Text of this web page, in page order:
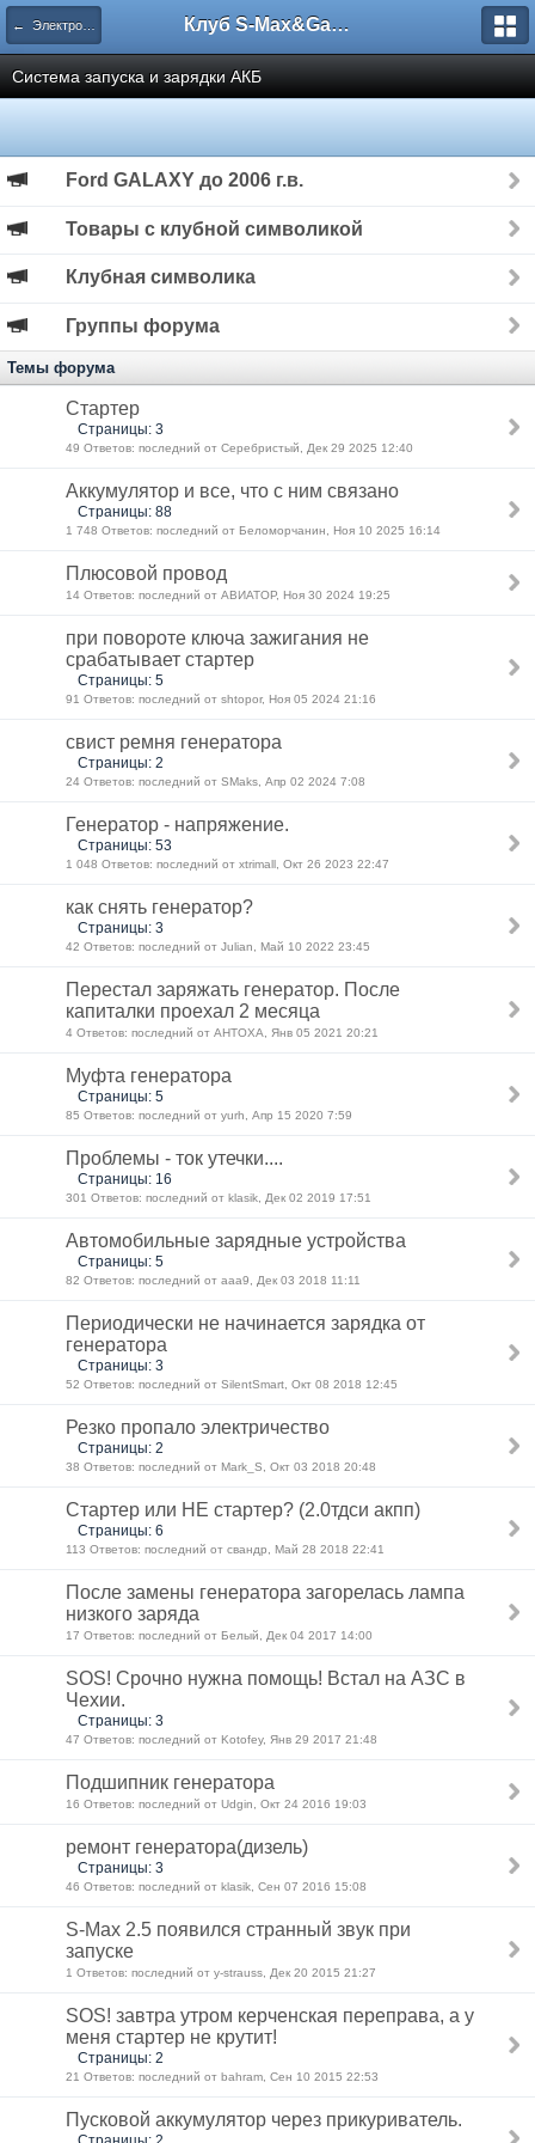
← Электрооборудование Клуб S-Max&Galaxy
Система запуска и зарядки АКБ
Ford GALAXY до 2006 г.в.
Товары с клубной символикой
Клубная символика
Группы форума
Темы форума
Стартер
Страницы: 3
49 Ответов: последний от Серебристый, Дек 29 2025 12:40
Аккумулятор и все, что с ним связано
Страницы: 88
1 748 Ответов: последний от Беломорчанин, Ноя 10 2025 16:14
Плюсовой провод
14 Ответов: последний от АВИАТОР, Ноя 30 2024 19:25
при повороте ключа зажигания не
срабатывает стартер
Страницы: 5
91 Ответов: последний от shtopor, Ноя 05 2024 21:16
свист ремня генератора
Страницы: 2
24 Ответов: последний от SMaks, Апр 02 2024 7:08
Генератор - напряжение.
Страницы: 53
1 048 Ответов: последний от xtrimall, Окт 26 2023 22:47
как снять генератор?
Страницы: 3
42 Ответов: последний от Julian, Май 10 2022 23:45
Перестал заряжать генератор. После
капиталки проехал 2 месяца
4 Ответов: последний от AHTOXA, Янв 05 2021 20:21
Муфта генератора
Страницы: 5
85 Ответов: последний от yurh, Апр 15 2020 7:59
Проблемы - ток утечки....
Страницы: 16
301 Ответов: последний от klasik, Дек 02 2019 17:51
Автомобильные зарядные устройства
Страницы: 5
82 Ответов: последний от aaa9, Дек 03 2018 11:11
Периодически не начинается зарядка от
генератора
Страницы: 3
52 Ответов: последний от SilentSmart, Окт 08 2018 12:45
Резко пропало электричество
Страницы: 2
38 Ответов: последний от Mark_S, Окт 03 2018 20:48
Стартер или НЕ стартер? (2.0тдси акпп)
Страницы: 6
113 Ответов: последний от свандр, Май 28 2018 22:41
После замены генератора загорелась лампа
низкого заряда
17 Ответов: последний от Белый, Дек 04 2017 14:00
SOS! Срочно нужна помощь! Встал на АЗС в
Чехии.
Страницы: 3
47 Ответов: последний от Kotofey, Янв 29 2017 21:48
Подшипник генератора
16 Ответов: последний от Udgin, Окт 24 2016 19:03
ремонт генератора(дизель)
Страницы: 3
46 Ответов: последний от klasik, Сен 07 2016 15:08
S-Max 2.5 появился странный звук при
запуске
1 Ответов: последний от y-strauss, Дек 20 2015 21:27
SOS! завтра утром керченская переправа, а у
меня стартер не крутит!
Страницы: 2
21 Ответов: последний от bahram, Сен 10 2015 22:53
Пусковой аккумулятор через прикуриватель.